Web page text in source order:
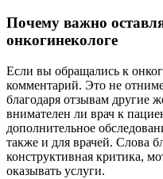
Почему важно
онкогинекологе
Если вы обращались к
комментарий. Это не
благодаря отзывам другие
внимателен ли врач к
дополнительное
также и для врачей. Слова
конструктивная критика,
оказывать услуги.